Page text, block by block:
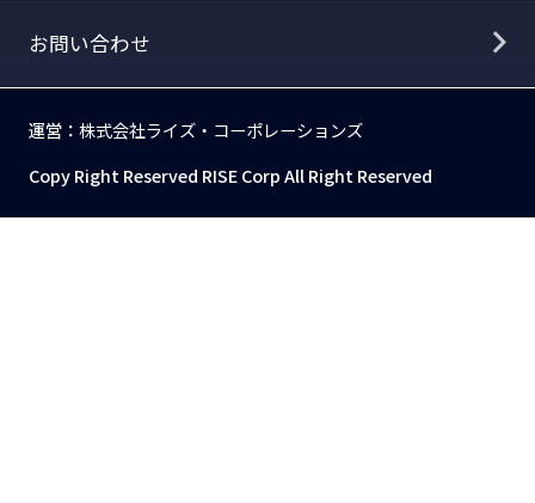
お問い合わせ
運営： 株式会社ライズ・コーポレーションズ
Copy Right Reserved RISE Corp All Right Reserved